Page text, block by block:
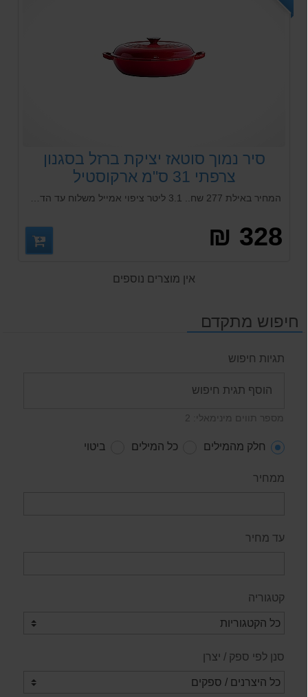
סיר נמוך סוטאז יציקת ברזל בסגנון
צרפתי 31 ס"מ ארקוסטיל
המחיר באילת 277 שח.. 3.1 ליטר ציפוי אמייל משלוח עד הדלת מגיע באריזת מתנה מהודרת
328 ₪
אין מוצרים נוספים
חיפוש מתקדם
תגיות חיפוש
מספר תווים מינימאלי: 2
חלק מהמילים כל המילים ביטוי
ממחיר
עד מחיר
קטגוריה
סנן לפי ספק / יצרן